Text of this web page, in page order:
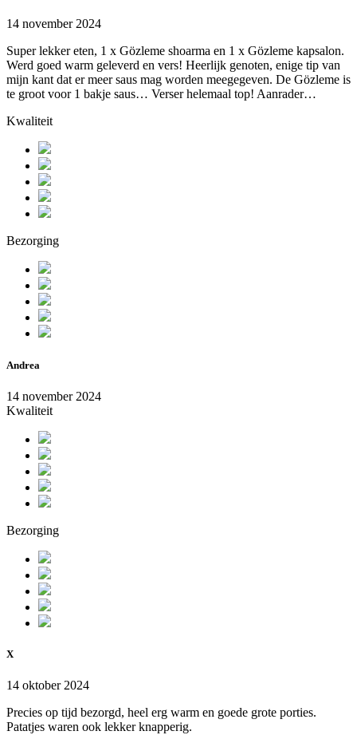
14 november 2024
Super lekker eten, 1 x Gözleme shoarma en 1 x Gözleme kapsalon.
Werd goed warm geleverd en vers! Heerlijk genoten, enige tip van
mijn kant dat er meer saus mag worden meegegeven. De Gözleme is
te groot voor 1 bakje saus… Verser helemaal top! Aanrader…
Kwaliteit
Bezorging
Andrea
14 november 2024
Kwaliteit
Bezorging
X
14 oktober 2024
Precies op tijd bezorgd, heel erg warm en goede grote porties.
Patatjes waren ook lekker knapperig.